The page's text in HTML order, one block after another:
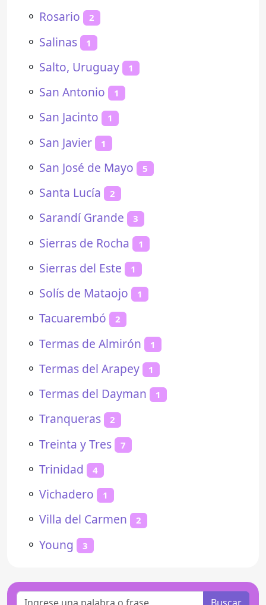
⚬ Rosario 2
⚬ Salinas 1
⚬ Salto, Uruguay 1
⚬ San Antonio 1
⚬ San Jacinto 1
⚬ San Javier 1
⚬ San José de Mayo 5
⚬ Santa Lucía 2
⚬ Sarandí Grande 3
⚬ Sierras de Rocha 1
⚬ Sierras del Este 1
⚬ Solís de Mataojo 1
⚬ Tacuarembó 2
⚬ Termas de Almirón 1
⚬ Termas del Arapey 1
⚬ Termas del Dayman 1
⚬ Tranqueras 2
⚬ Treinta y Tres 7
⚬ Trinidad 4
⚬ Vichadero 1
⚬ Villa del Carmen 2
⚬ Young 3